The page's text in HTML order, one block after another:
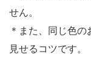
せん。
＊また、同じ色
見せるコツです。